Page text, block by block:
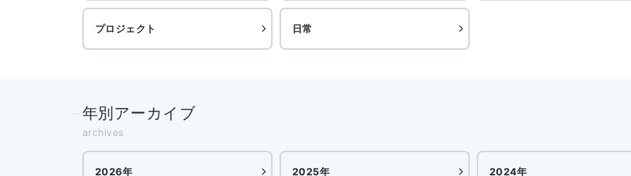
プロジェクト 日常
年別アーカイブ
archives
2026年 2025年 2024年